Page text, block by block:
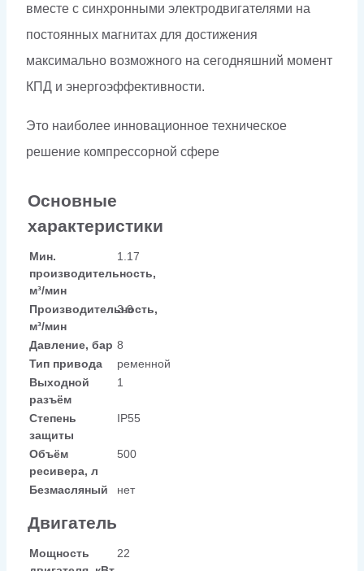
вместе с синхронными электродвигателями на
постоянных магнитах для достижения
максимально возможного на сегодняшний момент
КПД и энергоэффективности.
Это наиболее инновационное техническое
решение компрессорной сфере
Основные
характеристики
Мин.
производительность,
м³/мин
1.17
Производительность,
м³/мин
3.9
Давление, бар 8
Тип привода
ременной
Выходной
разъём
1
Степень
защиты
IP55
Объём
ресивера, л
500
Безмасляный нет
Двигатель
Мощность
22